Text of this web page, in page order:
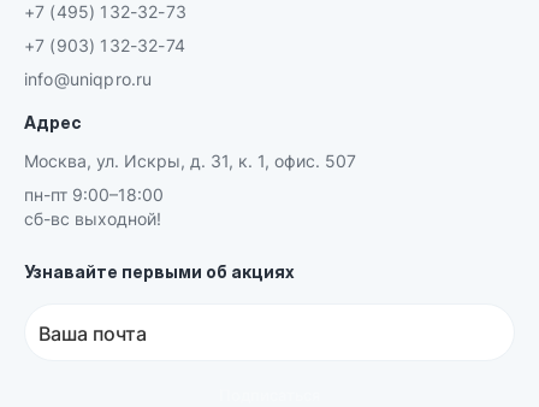
+7 (495) 132-32-73
+7 (903) 132-32-74
info@uniqpro.ru
Адрес
Москва, ул. Искры, д. 31, к. 1, офис. 507
пн-пт 9:00–18:00
сб-вс выходной!
Узнавайте первыми об акциях
Ваша почта